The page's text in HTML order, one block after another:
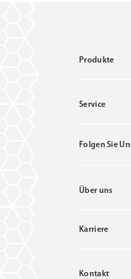
Produkte
Service
Folgen Sie
Über uns
Karriere
Kontakt